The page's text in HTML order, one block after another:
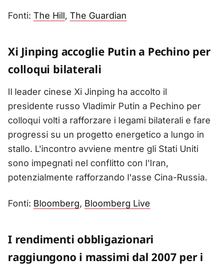
Fonti: The Hill, The Guardian
Xi Jinping accoglie Putin a Pechino per
colloqui bilaterali
Il leader cinese Xi Jinping ha accolto il
presidente russo Vladimir Putin a Pechino per
colloqui volti a rafforzare i legami bilaterali e fare
progressi su un progetto energetico a lungo in
stallo. L'incontro avviene mentre gli Stati Uniti
sono impegnati nel conflitto con l'Iran,
potenzialmente rafforzando l'asse Cina-Russia.
Fonti: Bloomberg, Bloomberg Live
I rendimenti obbligazionari
raggiungono i massimi dal 2007 per i